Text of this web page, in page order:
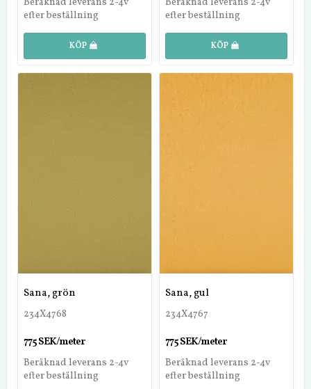
efter beställning
KÖP
efter beställning
KÖP
Sana, grön
234X4768
775 SEK/meter
Beräknad leverans 2-4v
efter beställning
Sana, gul
234X4767
775 SEK/meter
Beräknad leverans 2-4v
efter beställning